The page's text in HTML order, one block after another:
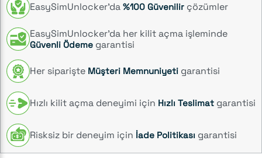
EasySimUnlocker’da %100 Güvenilir çözümler
EasySimUnlocker’da her kilit açma işleminde
Güvenli Ödeme garantisi
Her siparişte Müşteri Memnuniyeti garantisi
Hızlı kilit açma deneyimi için Hızlı Teslimat garantisi
Risksiz bir deneyim için İade Politikası garantisi